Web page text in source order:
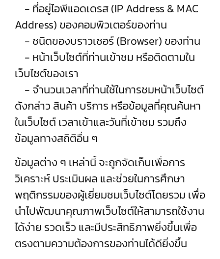
- ที่อยู่ไอพีแอดเดรส (IP Address & MAC
Address) ของคอมพิวเตอร์ของท่าน
- ชนิดของบราวเซอร์ (Browser) ของท่าน
- หน้าเว็บไซต์ที่ท่านเข้าชม หรือติดตามใน
เว็บไซต์ของเรา
- จำนวนเวลาที่ท่านใช้ในการชมหน้าเว็บไซต์
ดังกล่าว สินค้า บริการ หรือข้อมูลที่คุณค้นหา
ในเว็บไซต์ เวลาเข้าและวันที่เข้าชม รวมถึง
ข้อมูลทางสถิติอื่น ๆ
ข้อมูลต่าง ๆ เหล่านี้ จะถูกจัดเก็บเพื่อการ
วิเคราะห์ ประเมินผล และช่วยในการศึกษา
พฤติกรรมของผู้เยี่ยมชมเว็บไซต์โดยรวม เพื่อ
นำไปพัฒนาคุณภาพเว็บไซต์ให้สามารถใช้งาน
ได้ง่าย รวดเร็ว และมีประสิทธิภาพยิ่งขึ้นเพื่อ
ตรงตามความต้องการของท่านได้ดียิ่งขึ้น